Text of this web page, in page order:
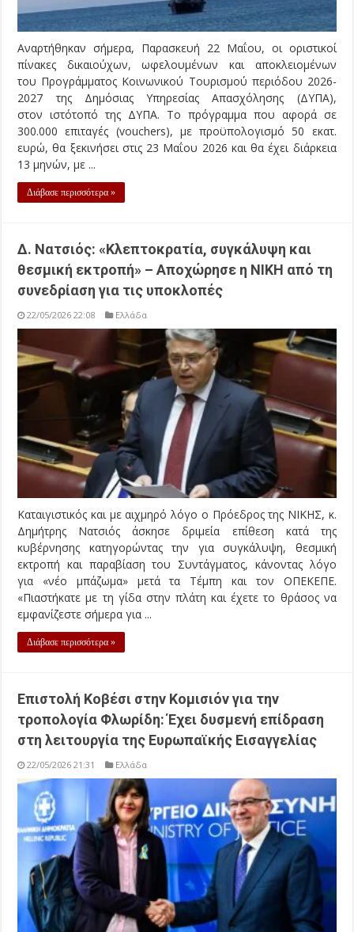
Αναρτήθηκαν σήμερα, Παρασκευή 22 Μαΐου, οι οριστικοί
πίνακες δικαιούχων, ωφελουμένων και αποκλειομένων
του Προγράμματος Κοινωνικού Τουρισμού περιόδου 2026-
2027 της Δημόσιας Υπηρεσίας Απασχόλησης (ΔΥΠΑ),
στον ιστότοπό της ΔΥΠΑ. Το πρόγραμμα που αφορά σε
300.000 επιταγές (vouchers), με προϋπολογισμό 50 εκατ.
ευρώ, θα ξεκινήσει στις 23 Μαΐου 2026 και θα έχει διάρκεια
13 μηνών, με ...
Διάβασε περισσότερα »
Δ. Νατσιός: «Κλεπτοκρατία, συγκάλυψη και
θεσμική εκτροπή» – Αποχώρησε η ΝΙΚΗ από τη
συνεδρίαση για τις υποκλοπές
22/05/2026 22:08 Ελλάδα
Καταιγιστικός και με αιχμηρό λόγο ο Πρόεδρος της ΝΙΚΗΣ, κ.
Δημήτρης Νατσιός άσκησε δριμεία επίθεση κατά της
κυβέρνησης κατηγορώντας την για συγκάλυψη, θεσμική
εκτροπή και παραβίαση του Συντάγματος, κάνοντας λόγο
για «νέο μπάζωμα» μετά τα Τέμπη και τον ΟΠΕΚΕΠΕ.
«Πιαστήκατε με τη γίδα στην πλάτη και έχετε το θράσος να
εμφανίζεστε σήμερα για ...
Διάβασε περισσότερα »
Επιστολή Κοβέσι στην Κομισιόν για την
τροπολογία Φλωρίδη: Έχει δυσμενή επίδραση
στη λειτουργία της Ευρωπαϊκής Εισαγγελίας
22/05/2026 21:31 Ελλάδα